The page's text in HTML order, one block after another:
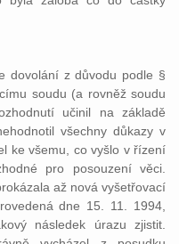
dovolání z důvodu podle §
soudu (a rovněž soudu
učinil na základě
všechny důkazy v
ke všemu, co vyšlo v řízení
pro posouzení věci.
až nová vyšetřovací
dne 15. 11. 1994,
následek úrazu zjistit.